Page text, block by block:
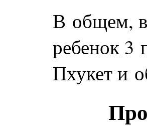
В общем, в
ребенок 3
Пхукет и